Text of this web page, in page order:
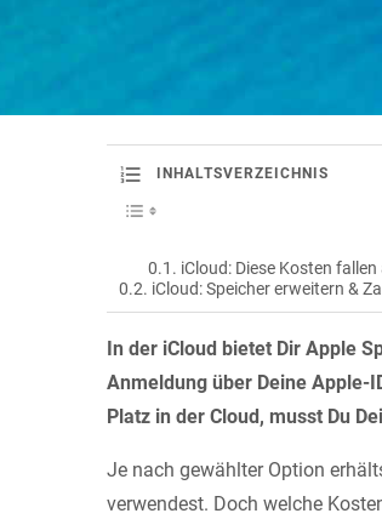
INHALTSVERZEICHNIS
iCloud: Diese Kosten fallen
iCloud: Speicher erweitern &
In der iCloud bietet Dir Apple
Anmeldung über Deine Apple-
Platz in der Cloud, musst Du
Je nach gewählter Option
verwendest. Doch welche